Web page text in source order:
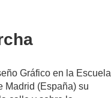
Gráfico en la Escuela
Madrid (España) su